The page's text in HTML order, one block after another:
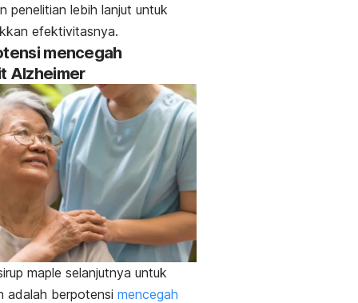
penelitian lebih lanjut untuk
efektivitasnya.
mencegah
Alzheimer
maple selanjutnya untuk
adalah berpotensi mencegah